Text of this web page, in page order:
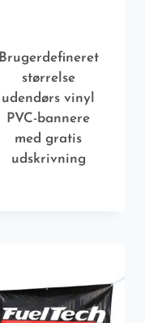
Brugerdefineret
størrelse
udendørs vinyl
PVC-bannere
med gratis
udskrivning